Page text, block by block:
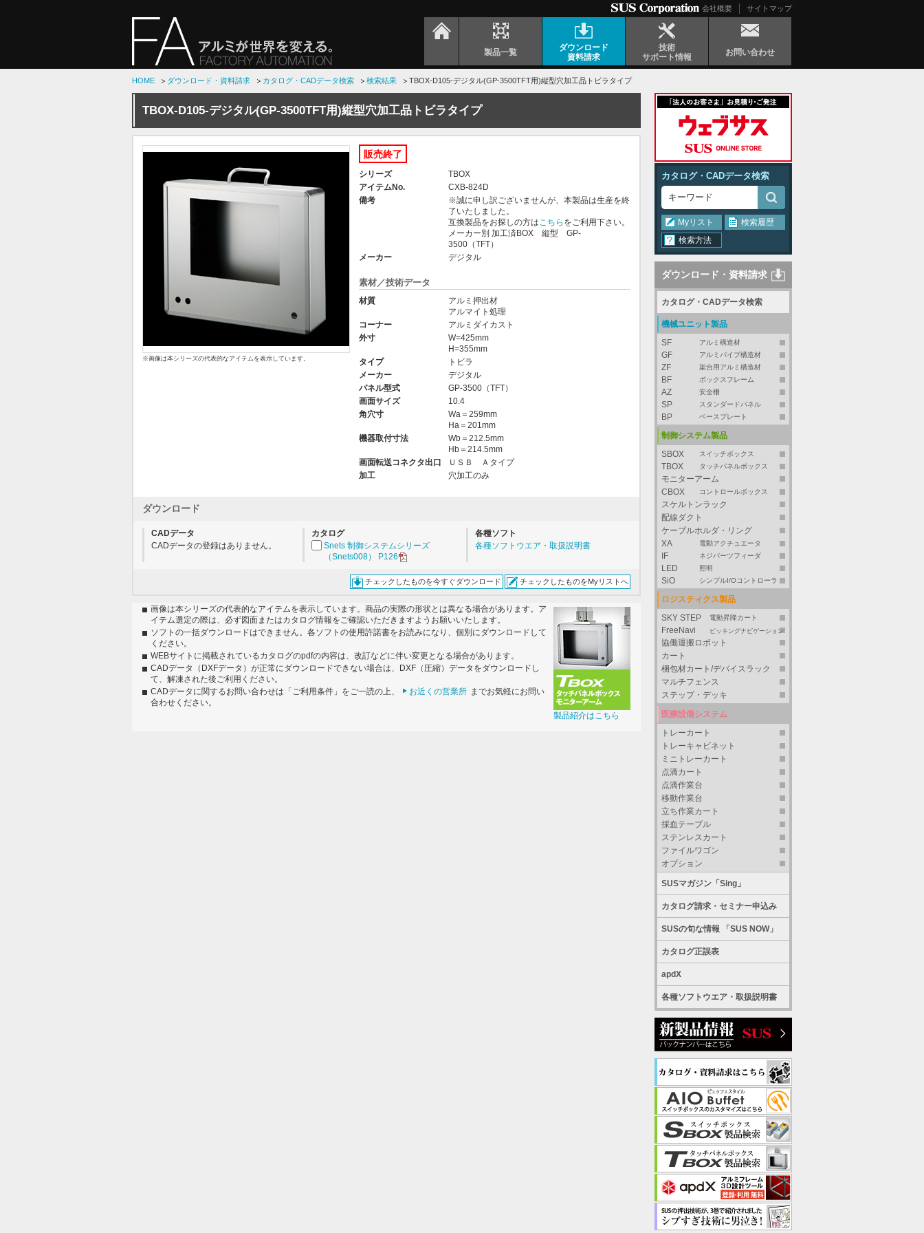
会社概要 サイトマップ
製品一覧
ダウンロード
資料請求
技術
サポート情報
お問い合わせ
HOME ダウンロード・資料請求 カタログ・CADデータ検索 検索結果 TBOX-D105-デジタル(GP-3500TFT用)縦型穴加工品トビラタイプ
TBOX-D105-デジタル(GP-3500TFT用)縦型穴加工品トビラタイプ
※画像は本シリーズの代表的なアイテムを表示しています。
販売終了
シリーズ
TBOX
アイテムNo.
CXB-824D
備考
※誠に申し訳ございませんが、本製品は生産を終
了いたしました。
互換製品をお探しの方はこちら をご利用下さい。
メーカー別 加工済BOX 縦型 GP-
3500（TFT）
メーカー
デジタル
素材／技術データ
材質
アルミ押出材
アルマイト処理
コーナー
アルミダイカスト
外寸
W=425mm
H=355mm
タイプ
トビラ
メーカー
デジタル
パネル型式
GP-3500（TFT）
画面サイズ
10.4
角穴寸
Wa＝259mm
Ha＝201mm
機器取付寸法
Wb＝212.5mm
Hb＝214.5mm
画面転送コネクタ出口
ＵＳＢ Ａタイプ
加工
穴加工のみ
ダウンロード
CADデータ
CADデータの登録はありません。
カタログ
Snets 制御システムシリーズ
（Snets008） P126
各種ソフト
各種ソフトウエア・取扱説明書
チェックしたものを今すぐダウンロード チェックしたものをMyリストへ
製品紹介はこちら
画像は本シリーズの代表的なアイテムを表示しています。商品の実際の形状とは異なる場合があります。ア
イテム選定の際は、必ず図面またはカタログ情報をご確認いただきますようお願いいたします。
ソフトの一括ダウンロードはできません。各ソフトの使用許諾書をお読みになり、個別にダウンロードして
ください。
WEBサイトに掲載されているカタログのpdfの内容は、改訂などに伴い変更となる場合があります。
CADデータ（DXFデータ）が正常にダウンロードできない場合は、DXF（圧縮）データをダウンロードし
て、解凍された後ご利用ください。
CADデータに関するお問い合わせは「ご利用条件」をご一読の上、
お近くの営業所 までお気軽にお問い
合わせください。
カタログ・CADデータ検索
Myリスト
検索履歴
検索方法
ダウンロード・資料請求
カタログ・CADデータ検索
機械ユニット製品
SF
アルミ構造材
GF アルミパイプ構造材
ZF 架台用アルミ構造材
BF ボックスフレーム
AZ 安全柵
SP スタンダードパネル
BP ベースプレート
制御システム製品
SBOX
スイッチボックス
TBOX タッチパネルボックス
モニターアーム
CBOX
コントロールボックス
スケルトンラック
配線ダクト
ケーブルホルダ・リング
XA
電動アクチュエータ
IF ネジパーツフィーダ
LED 照明
SiO シンプルI/Oコントローラ
ロジスティクス製品
SKY STEP
電動昇降カート
FreeNavi ピッキングナビゲーション
協働運搬ロボット
カート
梱包材カート/デバイスラック
マルチフェンス
ステップ・デッキ
医療設備システム
トレーカート
トレーキャビネット
ミニトレーカート
点滴カート
点滴作業台
移動作業台
立ち作業カート
採血テーブル
ステンレスカート
ファイルワゴン
オプション
SUSマガジン「Sing」
カタログ請求・セミナー申込み
SUSの旬な情報 「SUS NOW」
カタログ正誤表
apdX
各種ソフトウエア・取扱説明書